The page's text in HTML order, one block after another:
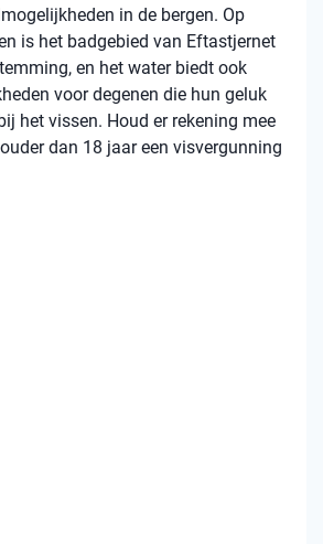
in de bergen. Op
is het badgebied van Eftastjernet
en het water biedt ook
voor degenen die hun geluk
het vissen. Houd er rekening mee
dan 18 jaar een visvergunning